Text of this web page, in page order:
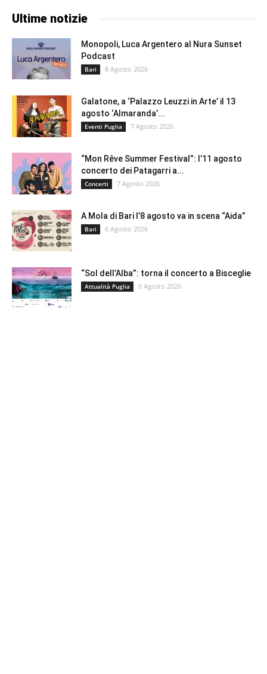
Ultime notizie
Monopoli, Luca Argentero al Nura Sunset
Podcast
Bari 8 Agosto 2026
Galatone, a ‘Palazzo Leuzzi in Arte’ il 13
agosto ‘Almaranda’...
Eventi Puglia 7 Agosto 2026
“Mon Rêve Summer Festival”: l’11 agosto
concerto dei Patagarri a...
Concerti 7 Agosto 2026
A Mola di Bari l’8 agosto va in scena “Aida”
Bari 6 Agosto 2026
“Sol dell’Alba”: torna il concerto a Bisceglie
Attualità Puglia 6 Agosto 2026